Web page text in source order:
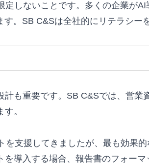
しないことです。多くの企業が
。SB C&Sは全社的にリテラシー
も重要です。SB C&Sでは、営業
。
支援してきましたが、最も効果
導入する場合、報告書のフォー